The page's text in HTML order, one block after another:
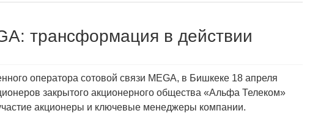
трансформация в действии
оператора сотовой связи MEGA, в Бишкеке 18 апреля
закрытого акционерного общества «Альфа Телеком»
акционеры и ключевые менеджеры компании.